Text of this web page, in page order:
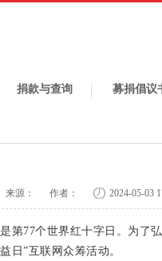
捐款与查询 募捐倡议
来源： 作者： 2024-05-03
第77个世界红十字日。为了
日”互联网众筹活动。